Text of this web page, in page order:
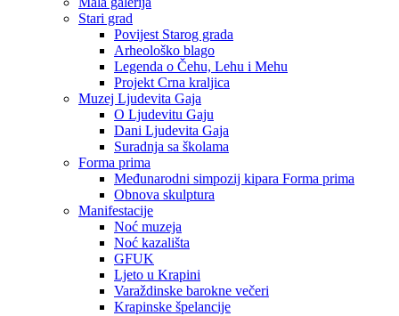
Stari grad
Povijest Starog grada
Arheološko blago
Legenda o Čehu, Lehu i Mehu
Projekt Crna kraljica
Muzej Ljudevita Gaja
O Ljudevitu Gaju
Dani Ljudevita Gaja
Suradnja sa školama
Forma prima
Međunarodni simpozij kipara Forma prima
Obnova skulptura
Manifestacije
Noć muzeja
Noć kazališta
GFUK
Ljeto u Krapini
Varaždinske barokne večeri
Krapinske špelancije